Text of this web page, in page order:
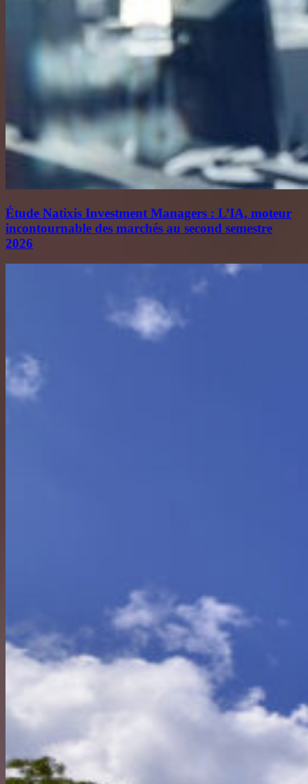
Étude Natixis Investment Managers : L’IA, moteur
incontournable des marchés au second semestre
2026